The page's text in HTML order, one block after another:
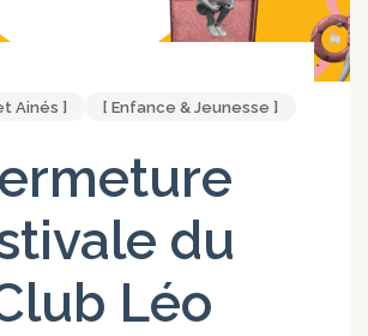
Ainés ] [ Enfance & Jeunesse ]
du
Léo